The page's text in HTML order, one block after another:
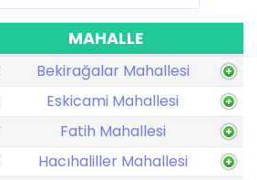
MAHALLE
Bekirağalar Mahallesi
Eskicami Mahallesi
Fatih Mahallesi
Hacıhaliller Mahallesi